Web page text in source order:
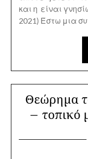
και η είναι
2021) Έστω μια
Θεώρημα
– τοπικό